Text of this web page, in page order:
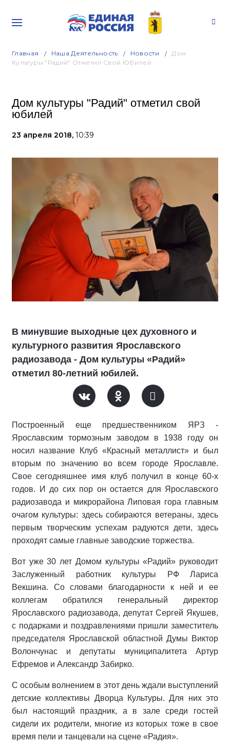
Главная Наша Деятельность Новости
Дом
Культуры "Радий" Отметил Свой Юбилей
Дом культуры "Радий" отметил свой
юбилей
23 апреля 2018, 10:39
В минувшие выходные цех духовного и
культурного развития Ярославского
радиозавода - Дом культуры «Радий»
отметил 80-летний юбилей.
Построенный еще предшественником ЯРЗ -
Ярославским тормозным заводом в 1938 году он
носил название Клуб «Красный металлист» и был
вторым по значению во всем городе Ярославле.
Свое сегодняшнее имя клуб получил в конце 60-х
годов. И до сих пор он остается для Ярославского
радиозавода и микрорайона Липовая гора главным
очагом культуры: здесь собираются ветераны, здесь
первым творческим успехам радуются дети, здесь
проходят самые главные заводские торжества.
Вот уже 30 лет Домом культуры «Радий» руководит
Заслуженный работник культуры РФ Лариса
Векшина. Со словами благодарности к ней и ее
коллегам обратился генеральный директор
Ярославского радиозавода, депутат Сергей Якушев,
с подарками и поздравлениями пришли заместитель
председателя Ярославской областной Думы Виктор
Волончунас и депутаты муниципалитета Артур
Ефремов и Александр Забирко.
С особым волнением в этот день ждали выступлений
детские коллективы Дворца Культуры. Для них это
был настоящий праздник, а в зале среди гостей
сидели их родители, многие из которых тоже в свое
время пели и танцевали на сцене «Радия».